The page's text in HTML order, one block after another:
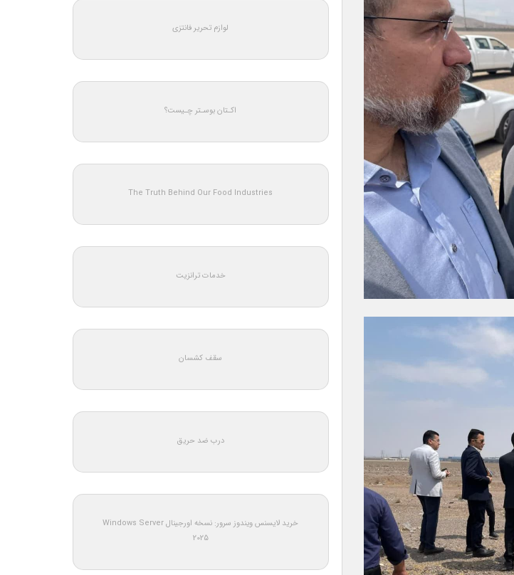
لوازم تحریر فانتزی
اکـتان بوسـتر چـیست؟
The Truth Behind Our Food Industries
خدمات ترانزیت
سقف کشسان
درب ضد حریق
خرید لایسنس ویندوز سرور: نسخه اورجینال Windows Server
2025